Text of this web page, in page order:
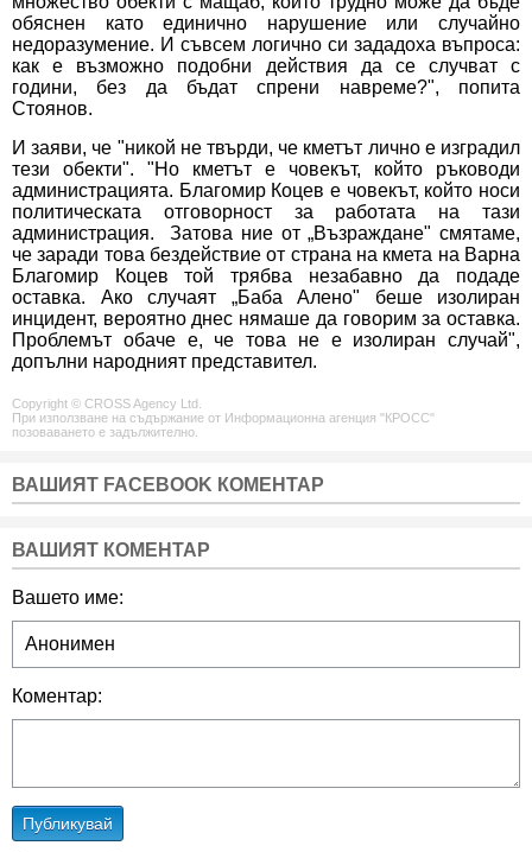
обяснен като единично нарушение или случайно
недоразумение. И съвсем логично си зададоха въпроса:
как е възможно подобни действия да се случват с
години, без да бъдат спрени навреме?", попита
Стоянов.
И заяви, че "никой не твърди, че кметът лично е изградил
тези обекти". "Но кметът е човекът, който ръководи
администрацията. Благомир Коцев е човекът, който носи
политическата отговорност за работата на тази
администрация. Затова ние от „Възраждане" смятаме,
че заради това бездействие от страна на кмета на Варна
Благомир Коцев той трябва незабавно да подаде
оставка. Ако случаят „Баба Алено" беше изолиран
инцидент, вероятно днес нямаше да говорим за оставка.
Проблемът обаче е, че това не е изолиран случай",
допълни народният представител.
Copyright © CROSS Agency Ltd.
При използване на съдържание от Информационна агенция "КРОСС"
позоваването е задължително.
ВАШИЯТ FACEBOOK КОМЕНТАР
ВАШИЯТ КОМЕНТАР
Вашето име:
Коментар:
Публикувай